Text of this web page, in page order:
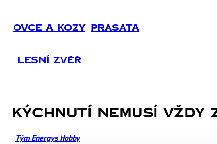
Ovce A Kozy Prasata
Lesní Zvěř
Kýchnutí nemusí vždy
Tým Energys Hobby